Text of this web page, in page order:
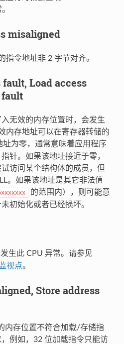
misaligned
指令地址非 2 字节对齐。
Load access
fault
无效的内存位置时，会发生
内存地址可以在寄存器转储的
址为零，通常意味着应用程序
针。如果该地址接近于零，
访问某个结构体的成员，但
。如果该地址是其它非法值
的范围内），则可能意
初始化或者已经损坏。
生此 CPU 异常。请参见
视点。
Store address
内存位置不符合加载/存储指
例如，32 位加载指令只能访